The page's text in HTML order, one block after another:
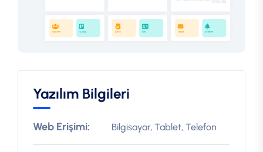
Yazılım Bilgileri
Web Erişimi: Bilgisayar, Tablet, Telefon